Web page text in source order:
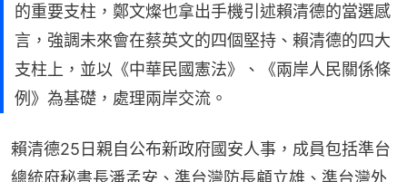
的重要支柱，鄭文燦也拿出手機引述賴清德的當選感
言，強調未來會在蔡英文的四個堅持、賴清德的四大
支柱上，並以《中華民國憲法》、《兩岸人民關係條
例》為基礎，處理兩岸交流。
賴清德25日親自公布新政府國安人事，成員包括準台
總統府秘書長潘孟安、準台灣防長顧立雄、準台灣外